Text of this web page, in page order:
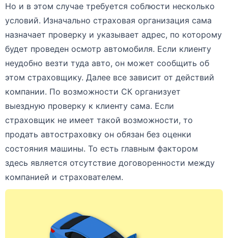
Но и в этом случае требуется соблюсти несколько
условий. Изначально страховая организация сама
назначает проверку и указывает адрес, по которому
будет проведен осмотр автомобиля. Если клиенту
неудобно везти туда авто, он может сообщить об
этом страховщику. Далее все зависит от действий
компании. По возможности СК организует
выездную проверку к клиенту сама. Если
страховщик не имеет такой возможности, то
продать автостраховку он обязан без оценки
состояния машины. То есть главным фактором
здесь является отсутствие договоренности между
компанией и страхователем.